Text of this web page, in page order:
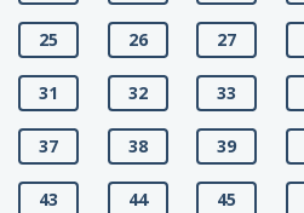
25 26 27
31 32 33
37 38 39
43 44 45